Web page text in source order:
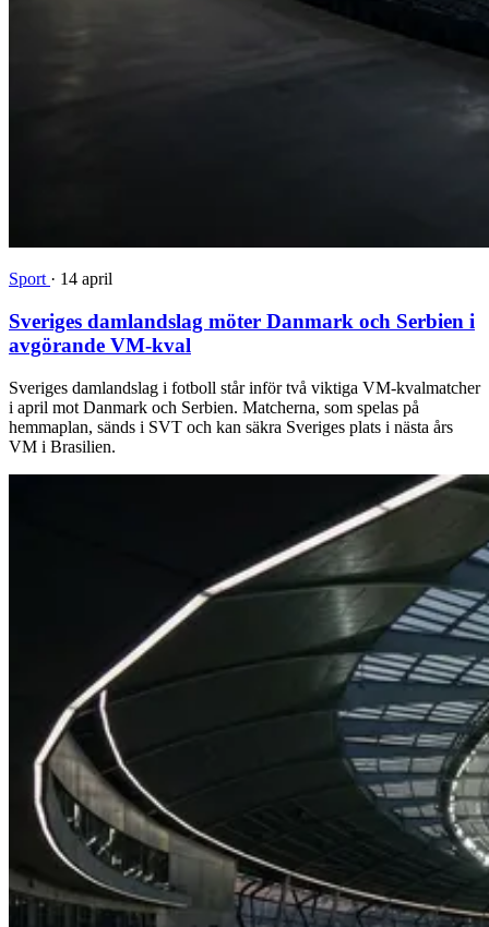
Sport · 14 april
Sveriges damlandslag möter Danmark och Serbien i
avgörande VM-kval
Sveriges damlandslag i fotboll står inför två viktiga VM-kvalmatcher
i april mot Danmark och Serbien. Matcherna, som spelas på
hemmaplan, sänds i SVT och kan säkra Sveriges plats i nästa års
VM i Brasilien.